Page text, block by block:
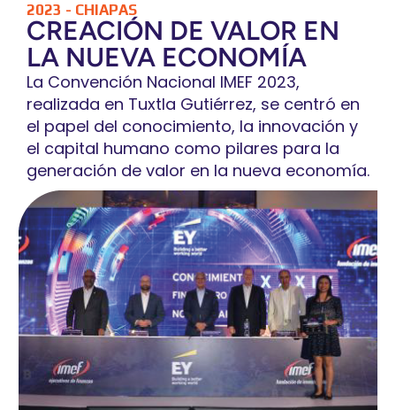
2023 - CHIAPAS
CREACIÓN DE VALOR EN
LA NUEVA ECONOMÍA
La Convención Nacional IMEF 2023,
realizada en Tuxtla Gutiérrez, se centró en
el papel del conocimiento, la innovación y
el capital humano como pilares para la
generación de valor en la nueva economía.